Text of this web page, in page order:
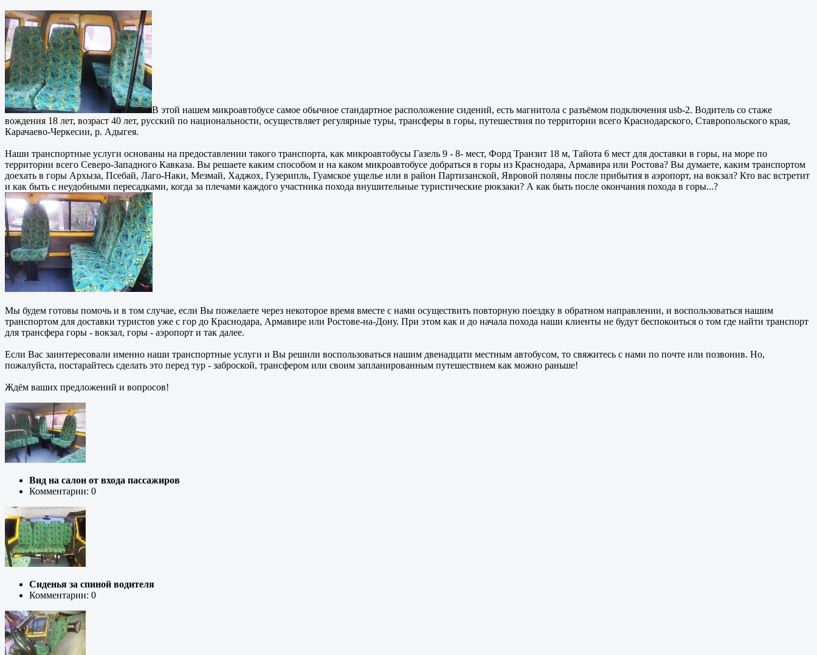
В этой нашем микроавтобусе самое обычное стандартное расположение сидений, есть магнитола с разъёмом подключения usb-2. Водитель со стаже
вождения 18 лет, возраст 40 лет, русский по национальности, осуществляет регулярные туры, трансферы в горы, путешествия по территории всего Краснодарского, Ставропольского края,
Карачаево-Черкесии, р. Адыгея.
Наши транспортные услуги основаны на предоставлении такого транспорта, как микроавтобусы Газель 9 - 8- мест, Форд Транзит 18 м, Тайота 6 мест для доставки в горы, на море по
территории всего Северо-Западного Кавказа. Вы решаете каким способом и на каком микроавтобусе добраться в горы из Краснодара, Армавира или Ростова? Вы думаете, каким транспортом
доехать в горы Архыза, Псебай, Лаго-Наки, Мезмай, Хаджох, Гузерипль, Гуамское ущелье или в район Партизанской, Явровой поляны после прибытия в аэропорт, на вокзал? Кто вас встретит
и как быть с неудобными пересадками, когда за плечами каждого участника похода внушительные туристические рюкзаки? А как быть после окончания похода в горы...?
Мы будем готовы помочь и в том случае, если Вы пожелаете через некоторое время вместе с нами осуществить повторную поездку в обратном направлении, и воспользоваться нашим
транспортом для доставки туристов уже с гор до Краснодара, Армавире или Ростове-на-Дону. При этом как и до начала похода наши клиенты не будут беспокоиться о том где найти транспорт
для трансфера горы - вокзал, горы - аэропорт и так далее.
Если Вас заинтересовали именно наши транспортные услуги и Вы решили воспользоваться нашим двенадцати местным автобусом, то свяжитесь с нами по почте или позвонив. Но,
пожалуйста, постарайтесь сделать это перед тур - заброской, трансфером или своим запланированным путешествием как можно раньше!
Ждём ваших предложений и вопросов!
Вид на салон от входа пассажиров
Комментарии: 0
Сиденья за спиной водителя
Комментарии: 0